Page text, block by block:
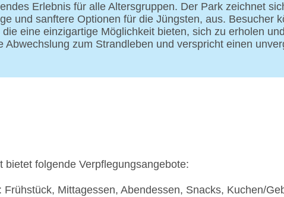
Erlebnis für alle Altersgruppen. Der Park zeichnet
und sanftere Optionen für die Jüngsten, aus. Besucher
eine einzigartige Möglichkeit bieten, sich zu erholen
zum Strandleben und verspricht einen
bietet folgende Verpflegungsangebote:
Frühstück, Mittagessen, Abendessen, Snacks, Kuchen/